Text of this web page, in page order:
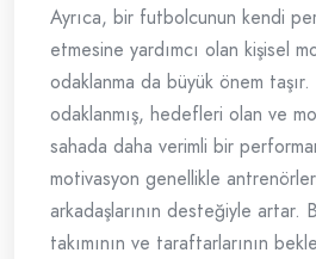
Ayrıca, bir futbolcunun kendi
etmesine yardımcı olan kişisel
odaklanma da büyük önem taşır.
odaklanmış, hedefleri olan ve
sahada daha verimli bir
motivasyon genellikle
arkadaşlarının desteğiyle artar.
takımının ve taraftarlarının